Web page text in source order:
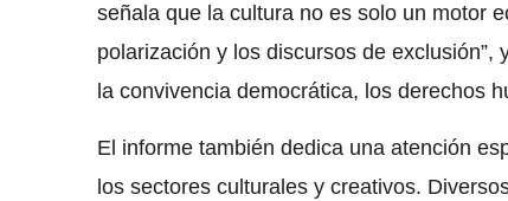
señala que la cultura no es solo un motor
polarización y los discursos de
la convivencia democrática, los derechos
El informe también dedica una atención
los sectores culturales y creativos.